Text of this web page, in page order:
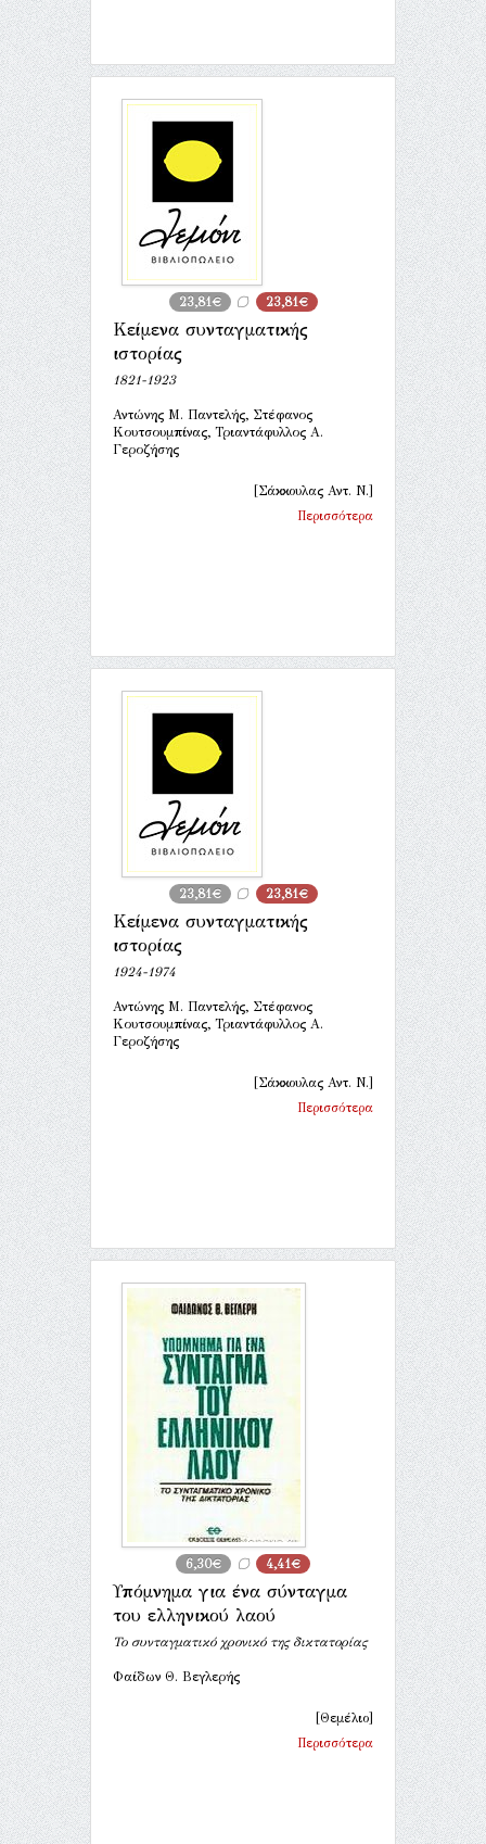
23,81€ 23,81€
Κείμενα συνταγματικής
ιστορίας
1821-1923
Αντώνης Μ. Παντελής, Στέφανος
Κουτσουμπίνας, Τριαντάφυλλος Α.
Γεροζήσης
[Σάκκουλας Αντ. Ν.]
Περισσότερα
23,81€ 23,81€
Κείμενα συνταγματικής
ιστορίας
1924-1974
Αντώνης Μ. Παντελής, Στέφανος
Κουτσουμπίνας, Τριαντάφυλλος Α.
Γεροζήσης
[Σάκκουλας Αντ. Ν.]
Περισσότερα
6,30€ 4,41€
Υπόμνημα για ένα σύνταγμα
του ελληνικού λαού
Το συνταγματικό χρονικό της δικτατορίας
Φαίδων Θ. Βεγλερής
[Θεμέλιο]
Περισσότερα